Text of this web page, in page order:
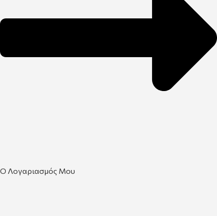
Ο Λογαριασμός Μου